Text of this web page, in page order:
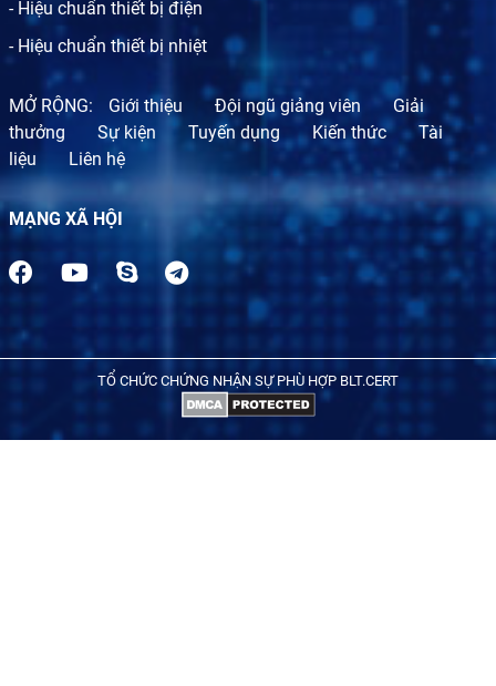
- Hiệu chuẩn thiết bị điện
- Hiệu chuẩn thiết bị nhiệt
MỞ RỘNG: Giới thiệu Đội ngũ giảng viên
Giải
thưởng
Sự kiện Tuyến dụng Kiến thức
Tài
liệu
Liên hệ
MẠNG XÃ HỘI
TỔ CHỨC CHỨNG NHẬN SỰ PHÙ HỢP BLT.CERT